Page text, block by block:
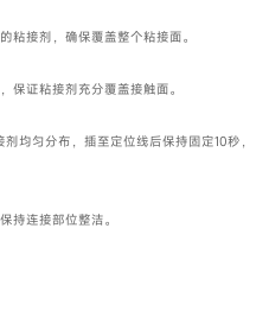
粘接剂，确保覆盖整个粘接面。
保证粘接剂充分覆盖接触面。
均匀分布，插至定位线后保持固定10秒，
持连接部位整洁。